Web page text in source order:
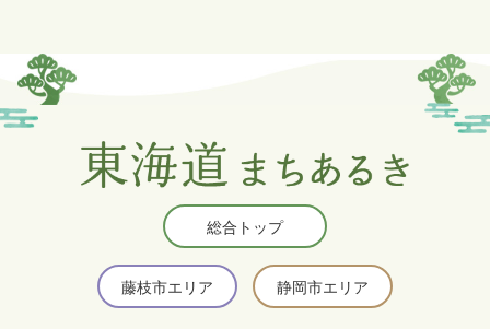
総合トップ
藤枝市エリア 静岡市エリア